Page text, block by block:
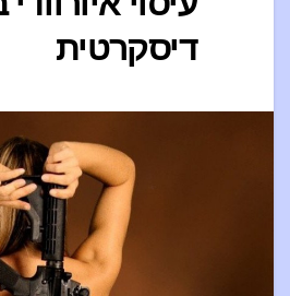
דיסקרטית